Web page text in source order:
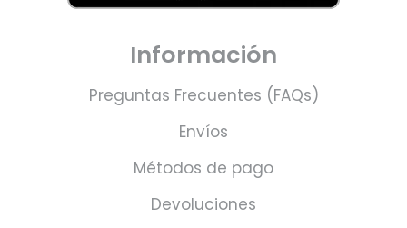
Información
Preguntas Frecuentes (FAQs)
Envíos
Métodos de pago
Devoluciones